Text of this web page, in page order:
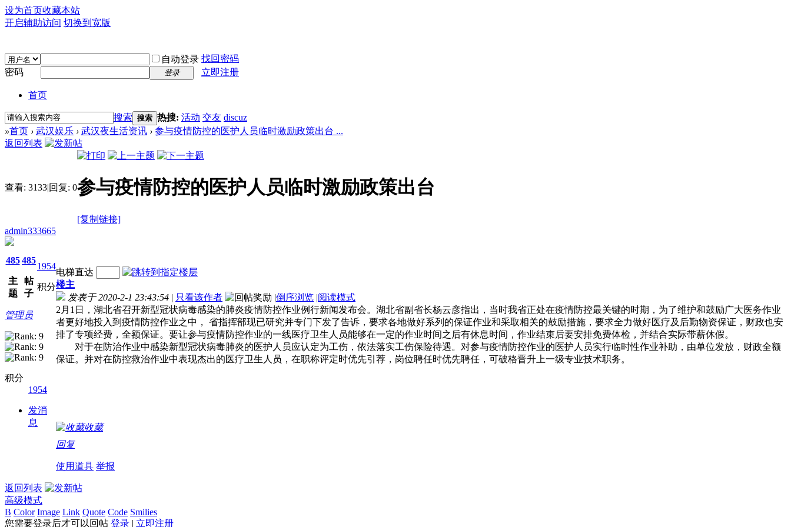
设为首页收藏本站
开启辅助访问 切换到宽版
自动登录 找回密码
密码
登录 立即注册
首页
搜索 搜索 热搜: 活动 交友 discuz
»首页 › 武汉娱乐 › 武汉夜生活资讯 › 参与疫情防控的医护人员临时激励政策出台 ...
返回列表
查看: 3133|回复: 0参与疫情防控的医护人员临时激励政策出台
[复制链接]
admin333665
485
主
题
485
帖
子
1954
积分
管理员
积分
1954
发消
息
电梯直达
楼主
发表于 2020-2-1 23:43:54 | 只看该作者 |倒序浏览 |阅读模式
2月1日，湖北省召开新型冠状病毒感染的肺炎疫情防控作业例行新闻发布会。湖北省副省长杨云彦指出，当时我省正处在疫情防控最关键的时期，为了维护和鼓励广大医务作业
者更好地投入到疫情防控作业之中， 省指挥部现已研究并专门下发了告诉，要求各地做好系列的保证作业和采取相关的鼓励措施，要求全力做好医疗及后勤物资保证，财政也安
排了专项经费，全额保证。要让参与疫情防控作业的一线医疗卫生人员能够在一定的作业时间之后有休息时间，作业结束后要安排免费体检，并结合实际带薪休假。
对于在防治作业中感染新型冠状病毒肺炎的医护人员应认定为工伤，依法落实工伤保险待遇。对参与疫情防控作业的医护人员实行临时性作业补助，由单位发放，财政全额
保证。并对在防控救治作业中表现杰出的医疗卫生人员，在职称评定时优先引荐，岗位聘任时优先聘任，可破格晋升上一级专业技术职务。
收藏
回复
使用道具 举报
返回列表
高级模式
B Color Image Link Quote Code Smilies
您需要登录后才可以回帖 登录 | 立即注册